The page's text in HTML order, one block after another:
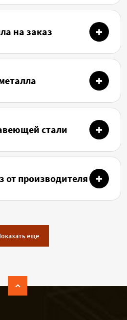
на заказ
стали
от производителя
еще